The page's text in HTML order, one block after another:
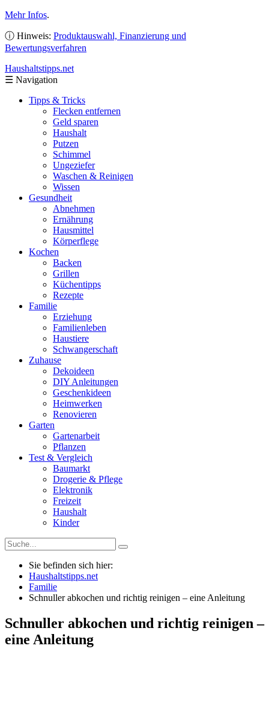
Mehr Infos.
ⓘ Hinweis: Produktauswahl, Finanzierung und
Bewertungsverfahren
Haushaltstipps.net
☰ Navigation
Tipps & Tricks
Flecken entfernen
Geld sparen
Haushalt
Putzen
Schimmel
Ungeziefer
Waschen & Reinigen
Wissen
Gesundheit
Abnehmen
Ernährung
Hausmittel
Körperflege
Kochen
Backen
Grillen
Küchentipps
Rezepte
Familie
Erziehung
Familienleben
Haustiere
Schwangerschaft
Zuhause
Dekoideen
DIY Anleitungen
Geschenkideen
Heimwerken
Renovieren
Garten
Gartenarbeit
Pflanzen
Test & Vergleich
Baumarkt
Drogerie & Pflege
Elektronik
Freizeit
Haushalt
Kinder
Sie befinden sich hier:
Haushaltstipps.net
Familie
Schnuller abkochen und richtig reinigen – eine Anleitung
Schnuller abkochen und richtig reinigen –
eine Anleitung